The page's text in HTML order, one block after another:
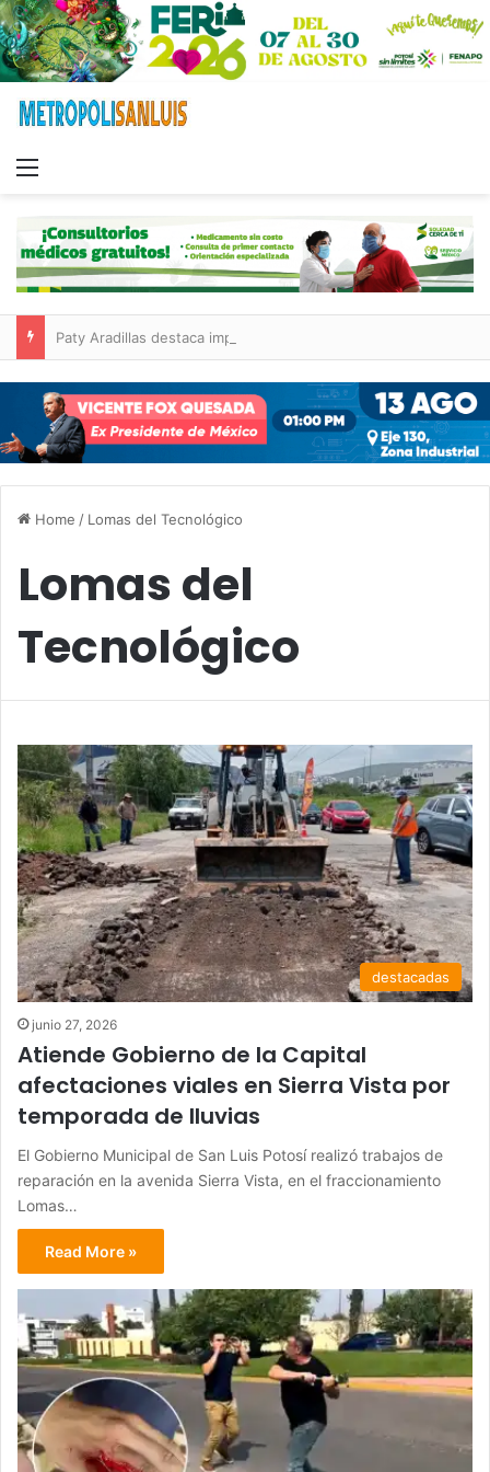
Home / Lomas del Tecnológico
Lomas del
Tecnológico
destacadas
junio 27, 2026
Atiende Gobierno de la Capital
afectaciones viales en Sierra Vista por
temporada de lluvias
El Gobierno Municipal de San Luis Potosí realizó trabajos de
reparación en la avenida Sierra Vista, en el fraccionamiento
Lomas…
Read More »